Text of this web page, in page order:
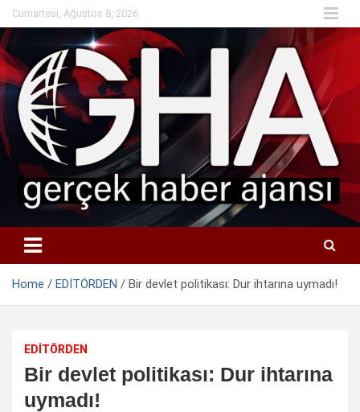
Skip
to
content
Cumartesi, Ağustos 8, 2026
Home EDİTÖRDEN Bir devlet politikası: Dur ihtarına uymadı!
EDİTÖRDEN
Bir devlet politikası: Dur ihtarına
uymadı!